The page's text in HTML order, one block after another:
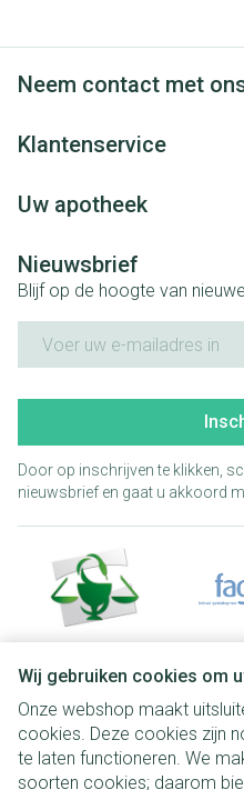
Wij gebruiken cookies om
Onze webshop maakt
cookies. Deze cookies zijn
te laten functioneren. We
soorten cookies; daarom
Neem contact met
Klantenservice
Uw apotheek
Nieuwsbrief
Blijf op de hoogte van
Door op inschrijven te klikken,
nieuwsbrief en gaat u akkoord
Juridische links